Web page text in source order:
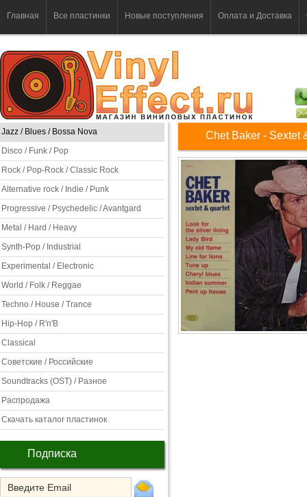
Главная Все пластинки Новые поступления Оплата и Доставка
Jazz / Blues / Bossa Nova
Disco / Funk / Pop
Rock / Pop-Rock / Classic Rock
Alternative rock / Indie / Punk
Progressive / Psychedelic / Avantgard
Metal / Hard / Heavy
Synth-Pop / Industrial
Experimental / Electronic
World / Folk / Reggae
Techno / House / Trance
Hip-Hop / R'n'B
Classical
Советские / Российские
Soundtracks (OST) / Разное
Распродажа
Скачать каталог пластинок
Подписка
Chet Baker - Sextet